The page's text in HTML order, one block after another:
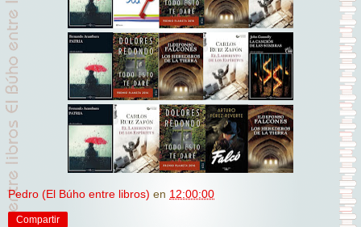
Pedro (El Búho entre libros) en 12:00:00
Compartir